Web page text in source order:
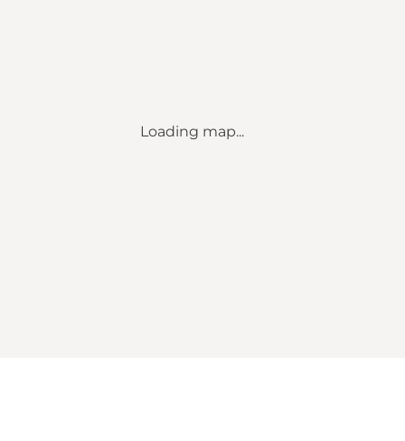
Loading map...